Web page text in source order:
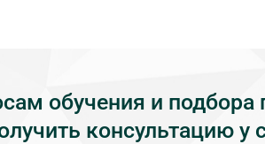
обучения и подбора
консультацию у